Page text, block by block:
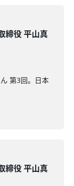
締役 平山真
第3回。日本
締役 平山真